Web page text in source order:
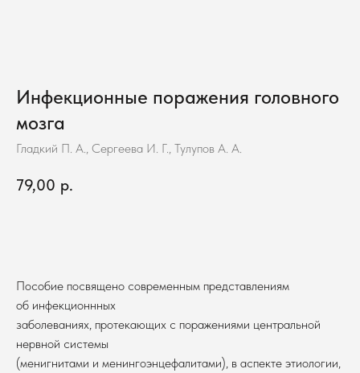
Инфекционные поражения головного
мозга
Гладкий П. А., Сергеева И. Г., Тулупов А. А.
79,00 р.
Пособие посвящено современным представлениям
об инфекционнных
заболеваниях, протекающих с поражениями центральной
нервной системы
(менигнитами и менингоэнцефалитами), в аспекте этиологии,